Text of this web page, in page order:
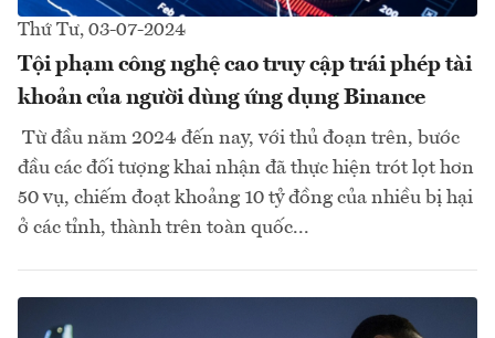
Thứ Tư, 03-07-2024
Tội phạm công nghệ cao truy cập trái phép tài
khoản của người dùng ứng dụng Binance
Từ đầu năm 2024 đến nay, với thủ đoạn trên, bước
đầu các đối tượng khai nhận đã thực hiện trót lọt hơn
50 vụ, chiếm đoạt khoảng 10 tỷ đồng của nhiều bị hại
ở các tỉnh, thành trên toàn quốc...